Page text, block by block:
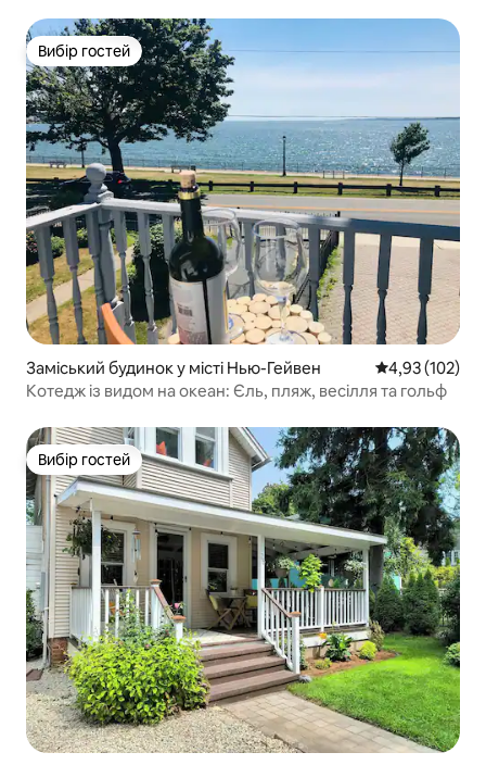
Вибір гостей
Вибір гостей
Заміський будинок у місті Нью-Гейвен Середня
4,93 (102)
Котедж із видом на океан: Єль, пляж, весілля та гольф
Вибір гостей
Вибір гостей